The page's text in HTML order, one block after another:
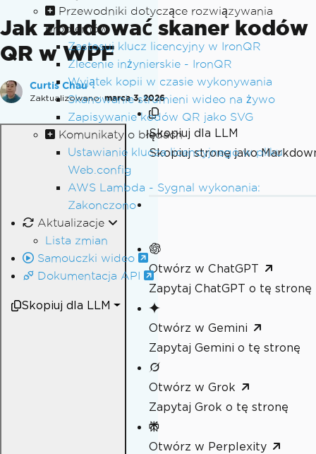
Przewodniki dotyczące rozwiązywania
problemów
Zastosuj klucz licencyjny w IronQR
Zlecenie inżynierskie - IronQR
Wyjątek kopii w czasie wykonywania
Skanowanie strumieni wideo na żywo
Zapisywanie kodów QR jako SVG
Komunikaty o błędach
Ustawianie klucza licencyjnego w pliku
Web.config
AWS Lambda - Sygnal wykonania:
Zakonczono
Aktualizacje
Lista zmian
Samouczki wideo
Dokumentacja API
Jak zbudować skaner kodów
QR w WPF
Curtis Chau
Zaktualizowano: marca 3, 2026
Skopiuj dla LLM
Skopiuj dla LLM
Skopiuj stronę jako
Otwórz w ChatGPT
Zapytaj ChatGPT o tę stronę
Otwórz w Gemini
Zapytaj Gemini o tę stronę
Otwórz w Grok
Zapytaj Grok o tę stronę
Otwórz w Perplexity